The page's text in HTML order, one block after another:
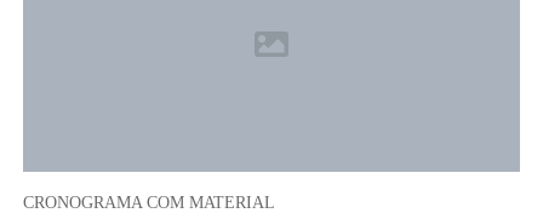
CRONOGRAMA COM MATERIAL